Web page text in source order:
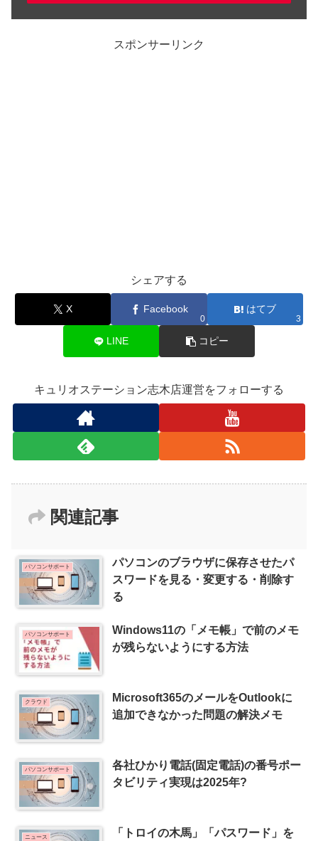
スポンサーリンク
シェアする
X Facebook
0
はてブ
3
LINE コピー
キュリオステーション志木店運営をフォローする
関連記事
パソコンサポート
パソコンのブラウザに保存させたパ
スワードを見る・変更する・削除す
る
パソコンサポート
Windows11の「メモ帳」で前のメモ
が残らないようにする方法
クラウド
Microsoft365のメールをOutlookに
追加できなかった問題の解決メモ
パソコンサポート
各社ひかり電話(固定電話)の番号ポー
タビリティ実現は2025年?
ニュース
「トロイの木馬」「パスワード」を